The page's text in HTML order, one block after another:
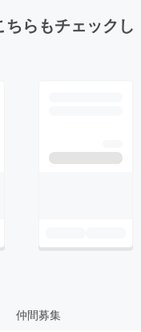
らもチェックし
仲間募集